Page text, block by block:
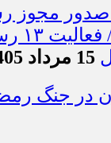
صدور مجوز
15 مرداد 1405 - 0:03
در جنگ